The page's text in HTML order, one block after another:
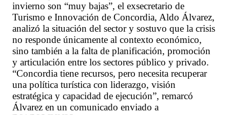
invierno son “muy bajas”, el exsecretario de
Turismo e Innovación de Concordia, Aldo Álvarez,
analizó la situación del sector y sostuvo que la crisis
no responde únicamente al contexto económico,
sino también a la falta de planificación, promoción
y articulación entre los sectores público y privado.
“Concordia tiene recursos, pero necesita recuperar
una política turística con liderazgo, visión
estratégica y capacidad de ejecución”, remarcó
Álvarez en un comunicado enviado a